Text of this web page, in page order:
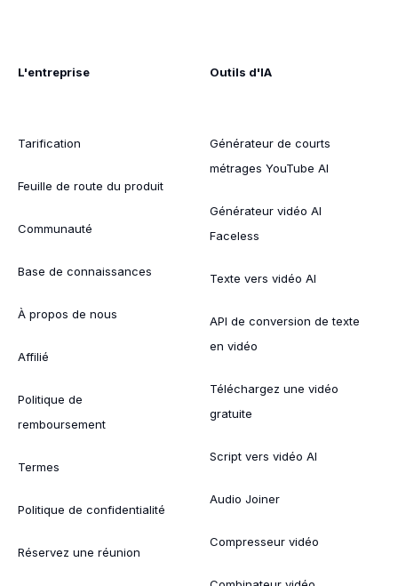
L'entreprise
Tarification
Feuille de route du produit
Communauté
Base de connaissances
À propos de nous
Affilié
Politique de
remboursement
Termes
Politique de confidentialité
Réservez une réunion
Outils d'IA
Générateur de courts
métrages YouTube AI
Générateur vidéo AI
Faceless
Texte vers vidéo AI
API de conversion de texte
en vidéo
Téléchargez une vidéo
gratuite
Script vers vidéo AI
Audio Joiner
Compresseur vidéo